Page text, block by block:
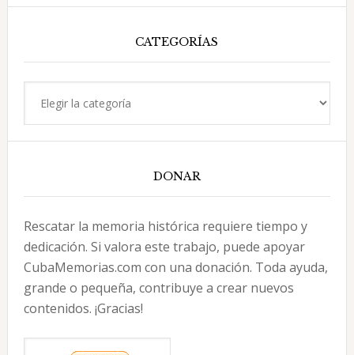
CATEGORÍAS
DONAR
Rescatar la memoria histórica requiere tiempo y
dedicación. Si valora este trabajo, puede apoyar
CubaMemorias.com con una donación. Toda ayuda,
grande o pequeña, contribuye a crear nuevos
contenidos. ¡Gracias!